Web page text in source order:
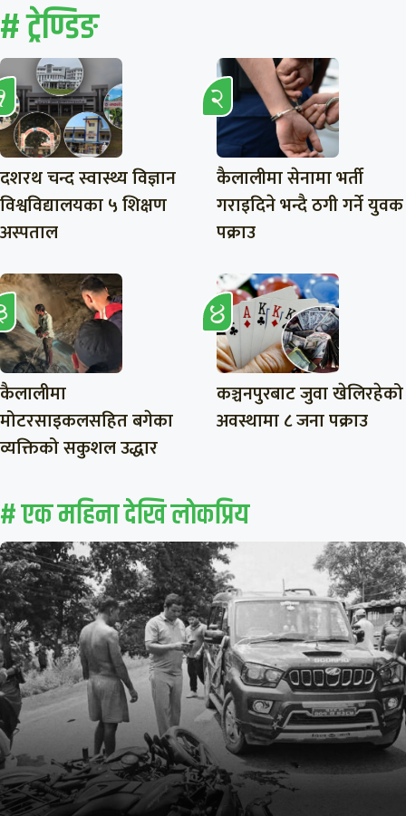
# ट्रेण्डिङ
दशरथ चन्द स्वास्थ्य विज्ञान
विश्वविद्यालयका ५ शिक्षण
अस्पताल
कैलालीमा सेनामा भर्ती
गराइदिने भन्दै ठगी गर्ने युवक
पक्राउ
कैलालीमा
मोटरसाइकलसहित बगेका
व्यक्तिको सकुशल उद्धार
कञ्चनपुरबाट जुवा खेलिरहेको
अवस्थामा ८ जना पक्राउ
# एक महिना देखि लाेकप्रिय